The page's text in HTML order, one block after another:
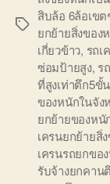
Tags
สิบล้อ 6ล้อเข
ยกย้ายสิ่งของ
เกี่ยวข้าว, รถเ
ซ่อมป้ายสูง, ร
ที่สูงเท่าตึก5ขั้น
ของหนักในจัง
ยกย้ายของหนั
เครนยกย้ายสิ่
เครนรถยกขอ
รับจ้างยกคาน